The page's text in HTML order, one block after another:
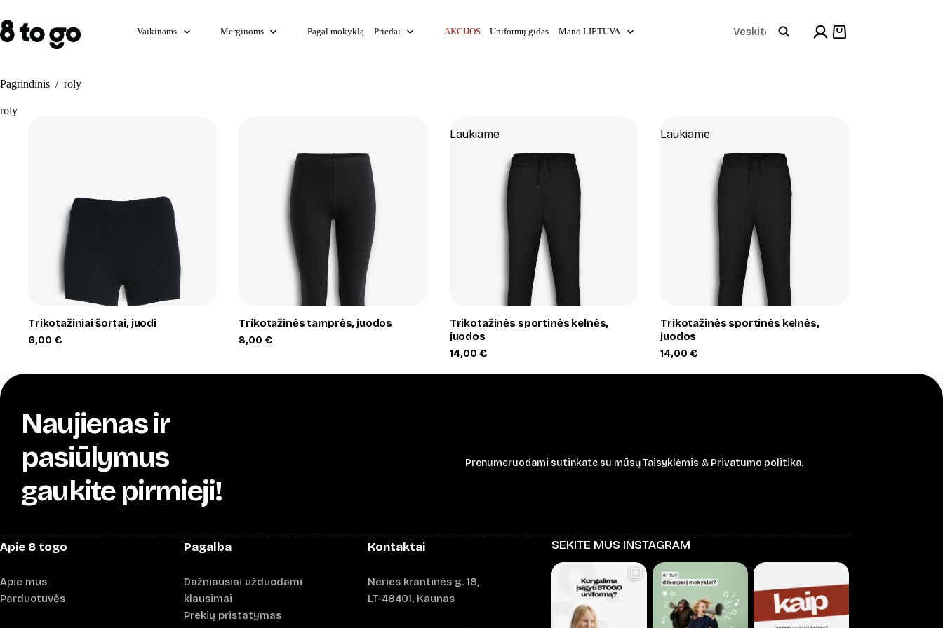
to
content
Vaikinams Merginoms Pagal mokyklą Priedai AKCIJOS Uniformų gidas Mano LIETUVA
Products
Shopping
Pagrindinis / roly
roly
+
Trikotažiniai šortai, juodi
6,00 €
Trikotažinės tamprės, juodos
8,00€
Laukiame
Trikotažinės sportinės kelnės,
juodos
14,00 €
Laukiame
Trikotažinės sportinės kelnės,
juodos
14,00€
Naujienas ir
pasiūlymus
gaukite pirmieji!
Prenumeruodami sutinkate su mūsųTaisyklėmis & Privatumo politika.
Apie 8 togo
Apie mus
Parduotuvės
Pagalba
Dažniausiai užduodami
klausimai
Prekių pristatymas
Kontaktai
Neries krantinės g. 18,
LT-48401, Kaunas
SEKITE MUS INSTAGRAM